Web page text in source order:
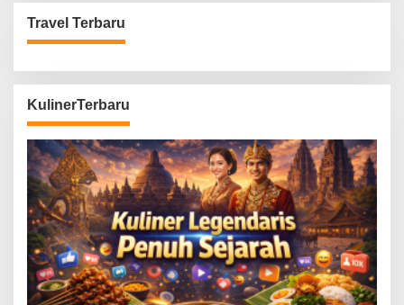
Travel Terbaru
KulinerTerbaru